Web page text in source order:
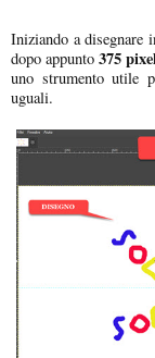
Iniziando a
dopo appunto375
uno strumento utile
uguali.